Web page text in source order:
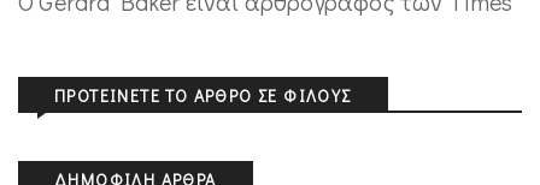
ΠΡΟΤΕΊΝΕΤΕ ΤΟ ΆΡΘΡΟ ΣΕ ΦΊΛΟΥΣ
ΔΗΜΟΦΙΛΉ ΆΡΘΡΑ